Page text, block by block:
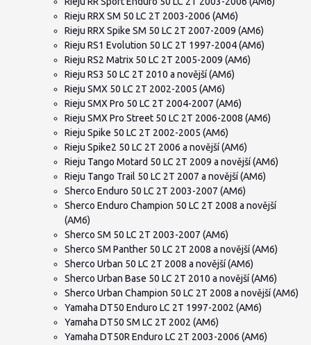
Rieju RRX SM 50 LC 2T 2003-2006 (AM6)
Rieju RRX Spike SM 50 LC 2T 2007-2009 (AM6)
Rieju RS1 Evolution 50 LC 2T 1997-2004 (AM6)
Rieju RS2 Matrix 50 LC 2T 2005-2009 (AM6)
Rieju RS3 50 LC 2T 2010 a novější (AM6)
Rieju SMX 50 LC 2T 2002-2005 (AM6)
Rieju SMX Pro 50 LC 2T 2004-2007 (AM6)
Rieju SMX Pro Street 50 LC 2T 2006-2008 (AM6)
Rieju Spike 50 LC 2T 2002-2005 (AM6)
Rieju Spike2 50 LC 2T 2006 a novější (AM6)
Rieju Tango Motard 50 LC 2T 2009 a novější (AM6)
Rieju Tango Trail 50 LC 2T 2007 a novější (AM6)
Sherco Enduro 50 LC 2T 2003-2007 (AM6)
Sherco Enduro Champion 50 LC 2T 2008 a novější
(AM6)
Sherco SM 50 LC 2T 2003-2007 (AM6)
Sherco SM Panther 50 LC 2T 2008 a novější (AM6)
Sherco Urban 50 LC 2T 2008 a novější (AM6)
Sherco Urban Base 50 LC 2T 2010 a novější (AM6)
Sherco Urban Champion 50 LC 2T 2008 a novější (AM6)
Yamaha DT50 Enduro LC 2T 1997-2002 (AM6)
Yamaha DT50 SM LC 2T 2002 (AM6)
Yamaha DT50R Enduro LC 2T 2003-2006 (AM6)